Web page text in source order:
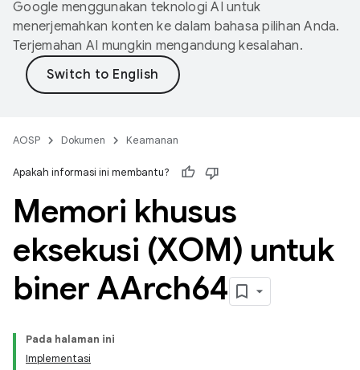
Google menggunakan teknologi AI untuk
menerjemahkan konten ke dalam bahasa pilihan Anda.
Terjemahan AI mungkin mengandung kesalahan.
AOSP Dokumen Keamanan
Apakah informasi ini membantu?
Memori khusus
eksekusi (XOM) untuk
biner AArch64
Pada halaman ini
Implementasi